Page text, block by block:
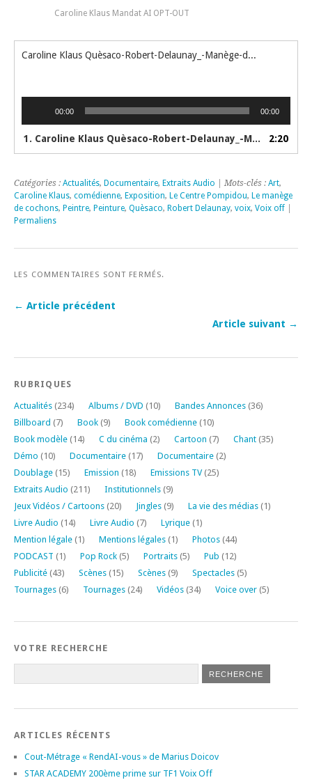
Caroline Klaus Mandat AI OPT-OUT
Caroline Klaus Quèsaco-Robert-Delaunay_-Manège-de-cochons TV5 & Pompidou
00:00 00:00
1. Caroline Klaus Quèsaco-Robert-Delaunay_-Manège-de-cochons TV5 & Pompidou 2:20
Catégories : Actualités, Documentaire, Extraits Audio | Mots-clés : Art,
Caroline Klaus, comédienne, Exposition, Le Centre Pompidou, Le manège
de cochons, Peintre, Peinture, Quèsaco, Robert Delaunay, voix, Voix off
Permaliens
LES COMMENTAIRES SONT FERMÉS.
← Article précédent
Article suivant →
RUBRIQUES
Actualités (234) Albums / DVD (10) Bandes Annonces (36)
Billboard (7) Book (9) Book comédienne (10)
Book modèle (14) C du cinéma (2) Cartoon (7) Chant (35)
Démo (10) Documentaire (17) Documentaire (2)
Doublage (15) Emission (18) Emissions TV(25)
Extraits Audio (211) Institutionnels (9)
Jeux Vidéos / Cartoons (20) Jingles (9) La vie des médias (1)
Livre Audio (14) Livre Audio (7) Lyrique (1)
Mention légale (1) Mentions légales (1) Photos (44)
PODCAST (1) Pop Rock (5) Portraits (5) Pub (12)
Publicité (43) Scènes (15) Scènes (9) Spectacles (5)
Tournages (6) Tournages (24) Vidéos (34) Voice over (5)
VOTRE RECHERCHE
ARTICLES RÉCENTS
Cout-Métrage « RendAI-vous » de Marius Doicov
STAR ACADEMY 200ème prime sur TF1 Voix Off